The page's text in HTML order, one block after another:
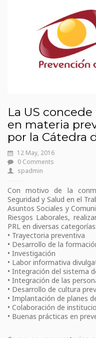
La US
en materia
por la Cátedra
12 May, 2016
0 Comments
spadmin
Con motivo de la
Seguridad y Salud en el
Asuntos Sociales y
Riesgos Laborales,
PRL en diversas categorías:
• Trayectoria preventiva
• Desarrollo de la
• Investigación
• Labor informativa
• Integración del sistema
• Integración de las
• Desarrollo de cultura
• Implantación de planes
• Colaboración de
• Buenas prácticas en